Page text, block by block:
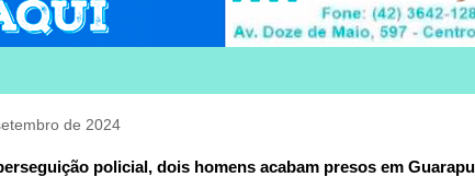
de 2024
policial, dois homens acabam presos em